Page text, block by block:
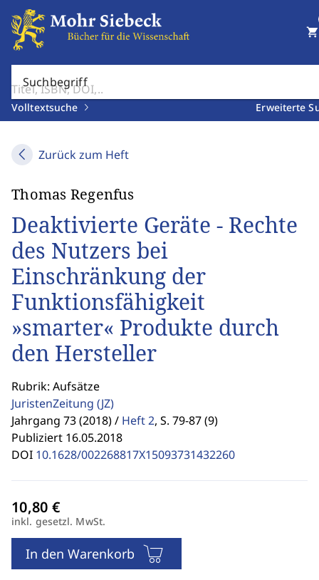
Suchbegriff
Volltextsuche Erweiterte
shopping_cart
Zurück zum Heft
Thomas Regenfus
Deaktivierte Geräte - Rechte
des Nutzers bei
Einschränkung der
Funktionsfähigkeit
»smarter« Produkte durch
den Hersteller
Rubrik: Aufsätze
JuristenZeitung (JZ)
Jahrgang 73 (2018) / Heft 2, S. 79-87 (9)
Publiziert 16.05.2018
DOI 10.1628/002268817X15093731432260
inkl. gesetzl. MwSt.
In den Warenkorb